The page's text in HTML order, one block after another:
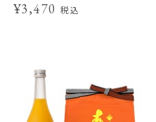
¥3,470税込